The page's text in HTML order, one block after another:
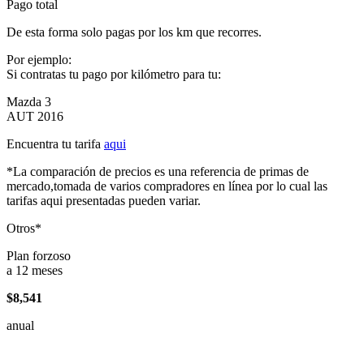
Pago total
De esta forma solo pagas por los km que recorres.
Por ejemplo:
Si contratas tu pago por kilómetro para tu:
Mazda 3
AUT 2016
Encuentra tu tarifa aqui
*La comparación de precios es una referencia de primas de
mercado,tomada de varios compradores en línea por lo cual las
tarifas aqui presentadas pueden variar.
Otros*
Plan forzoso
a 12 meses
$8,541
anual